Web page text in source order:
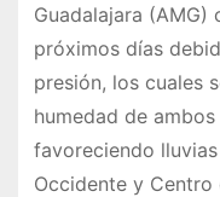
Guadalajara (AMG)
próximos días
presión, los cuales
humedad de
favoreciendo
Occidente y